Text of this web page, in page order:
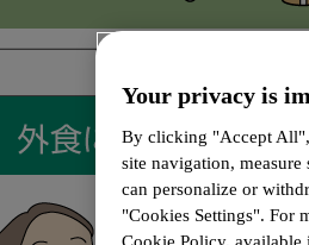
Your privacy is
By clicking "Accept All",
site navigation,
can personalize or
"Cookies Settings". For
Cookie Policy, available